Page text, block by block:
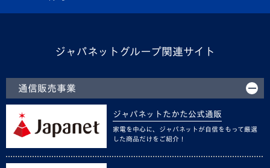
ジャパネットグループ関連サイト
通信販売事業
ジャパネットたかた公式通販
家電を中心に、ジャパネットが自信をもって厳選
した商品だけをご紹介！